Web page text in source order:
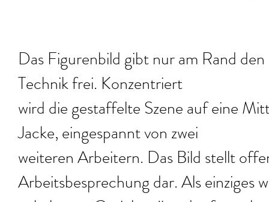
Das Figurenbild gibt nur am Rand
Technik frei. Konzentriert
wird die gestaffelte Szene auf eine
Jacke, eingespannt von zwei
weiteren Arbeitern. Das Bild stellt
Arbeitsbesprechung dar. Als einziges